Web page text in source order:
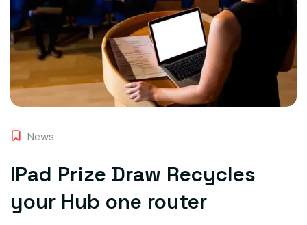
News
IPad Prize Draw Recycles
your Hub one router